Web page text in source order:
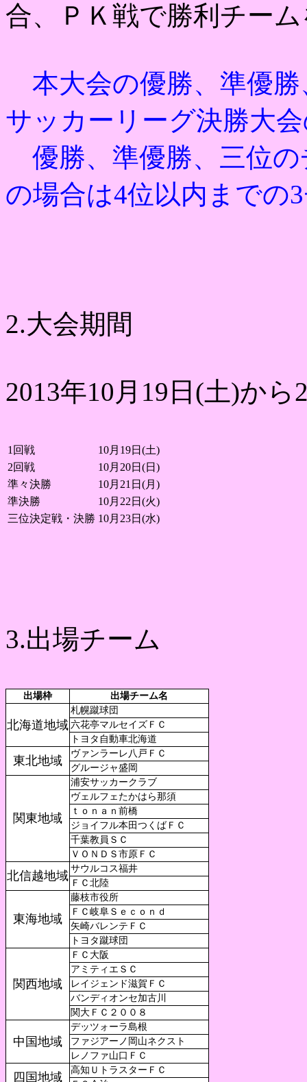
合、ＰＫ戦で勝利チー
本大会の優勝、準優勝
サッカーリーグ決勝大
優勝、準優勝、三位
の場合は4位以内までの
2.大会期間
2013年10月19日(土)から
1回戦
10月19日(土)
2回戦
10月20日(日)
準々決勝
10月21日(月)
準決勝
10月22日(火)
三位決定戦・決勝 10月23日(水)
3.出場チーム
出場枠 出場チーム名
北海道地域
札幌蹴球団
六花亭マルセイズＦＣ
トヨタ自動車北海道
東北地域
ヴァンラーレ八戸ＦＣ
グルージャ盛岡
関東地域
浦安サッカークラブ
ヴェルフェたかはら那須
ｔｏｎａｎ前橋
ジョイフル本田つくばＦＣ
千葉教員ＳＣ
ＶＯＮＤＳ市原ＦＣ
北信越地域
サウルコス福井
ＦＣ北陸
東海地域
藤枝市役所
ＦＣ岐阜Ｓｅｃｏｎｄ
矢崎バレンテＦＣ
トヨタ蹴球団
関西地域
ＦＣ大阪
アミティエＳＣ
レイジェンド滋賀ＦＣ
バンディオンセ加古川
関大ＦＣ２００８
中国地域
デッツォーラ島根
ファジアーノ岡山ネクスト
レノファ山口ＦＣ
四国地域
高知ＵトラスターＦＣ